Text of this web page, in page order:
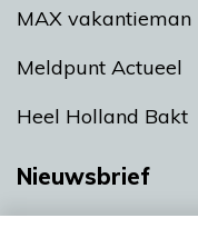
MAX vakantieman
Meldpunt Actueel
Heel Holland Bakt
Nieuwsbrief